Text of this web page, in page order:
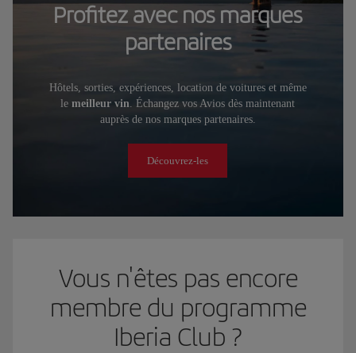
Profitez avec nos marques
partenaires
Hôtels, sorties, expériences, location de voitures et même
lemeilleur vin. Échangez vos Avios dès maintenant
auprès de nos marques partenaires.
Découvrez-les
Vous n'êtes pas encore
membre du programme
Iberia Club ?